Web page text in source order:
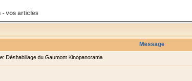
- vos articles
Message
Déshabillage du Gaumont Kinopanorama